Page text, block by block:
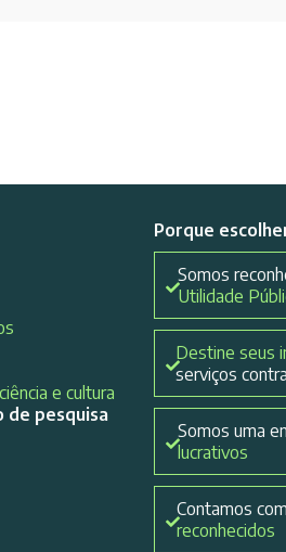
e cultura
de pesquisa
Porque
Somos
Utilidade
Destine seus
serviços
Somos uma
lucrativos
Contamos com
reconhecidos